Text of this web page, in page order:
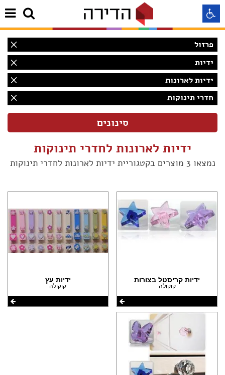
פרזול
ידיות
ידיות לארונות
חדרי תינוקות
ידיות לארונות לחדרי תינוקות
נמצאו 3 מוצרים בקטגוריית ידיות לארונות לחדרי תינוקות
ידיות קריסטל בצורות
קוקולה
ידיות עץ
קוקולה
התאמה לקורא מסך
התאמה לעיוורי צבעים
התאמה לכבדי ראיה
תצוגה רגילה
Aא Aא
הצהרת נגישות